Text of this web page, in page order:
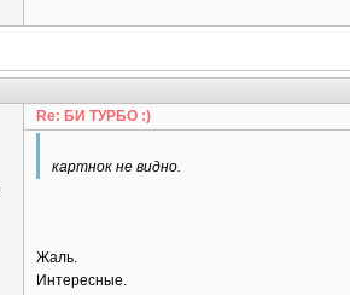
Re: БИ ТУРБО :)
картнок не видно.
Жаль.
Интересные.